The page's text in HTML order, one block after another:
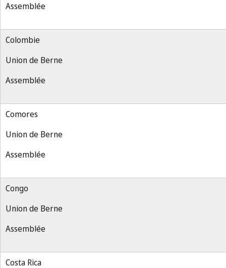
Assemblée
Colombie
Union de Berne
Assemblée
Comores
Union de Berne
Assemblée
Congo
Union de Berne
Assemblée
Costa Rica